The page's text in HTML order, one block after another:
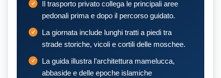
Il trasporto privato collega le principali aree
pedonali prima e dopo il percorso guidato.
La giornata include lunghi tratti a piedi tra
strade storiche, vicoli e cortili delle moschee.
La guida illustra l’architettura mamelucca,
abbaside e delle epoche islamiche